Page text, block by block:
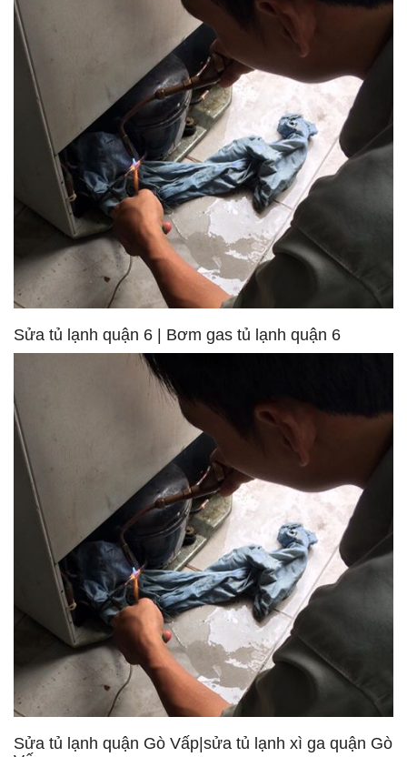
Sửa tủ lạnh quận 6 | Bơm gas tủ lạnh quận 6
Sửa tủ lạnh quận Gò Vấp|sửa tủ lạnh xì ga quận Gò